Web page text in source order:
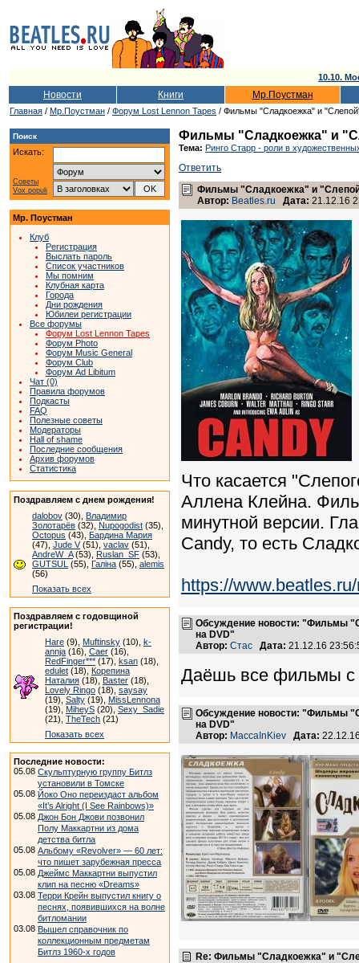
10.10.
Новости Книги Мр.Поустман
Главная / Мр.Поустман / Форум Lost Lennon Tapes / Фильмы "Сладкоежка" и
Поиск
Искать:
Советы
Vox populi
Мр. Поустман
Клуб
Регистрация
Выслать пароль
Список участников
Мы помним
Клубная карта
Города
Дни рождения
Юбилеи регистрации
Все форумы
Форум Lost Lennon Tapes
Форум Photo
Форум Music General
Форум Club
Форум Ad Libitum
Чат (0)
Правила форумов
Подкасты
FAQ
Полезные советы
Модераторы
Hall of shame
Последние сообщения
Архив форумов
Статистика
Поздравляем с днем рождения!
dalobov (30), Владимир
Золотарёв (32), Nupogodist (35),
Octopus (43), Бардина Мария
(47), Jude V(51), vaclav (51),
AndreW_A(53), Ruslan_SF (53),
GUTSUL (55), Галіна (55), alemis
(56)
Показать всех
Поздравляем с годовщиной
регистрации!
Hare (9), Muftinsky (10), k-
annja (16), Caer (16),
RedFinger*** (17), ksan (18),
edulet (18), Корепина
Наталия (18), Baster (18),
Lovely Ringo (18), saysay
(19), Salty (19), MissLennona
(19), MiheyS (20), Sexy_Sadie
(21), TheTech (21)
Показать всех
Последние новости:
05.08 Скульптурную группу Битлз
установили в Томске
05.08 Йоко Оно переиздаст альбом
«It’s Alright (I See Rainbows)»
05.08 Джон Бон Джови позвонил
Полу Маккартни из дома
детства битла
05.08 Альбому «Revolver» — 60 лет:
что пишет зарубежная пресса
05.08 Джеймс Маккартни выпустил
клип на песню «Dreams»
03.08 Терри Крейн выпустил книгу о
песнях, появившихся на волне
битломании
03.08 Вышел справочник по
коллекционным предметам
Битлз 1960-х годов
Фильмы "Сладкоежка" и
Тема: Ринго Старр - роли в
Ответить
Фильмы "Сладкоежка" и
Автор: Beatles.ru Дата: 21.12.16
Что касается
Аллена Клейна.
минутной версии.
Candy, то есть
https://
Обсуждение новости: "Фильмы
на DVD"
Автор: Стас Дата: 21.12.16
Даёшь все фильмы с
Обсуждение новости: "Фильмы
на DVD"
Автор: MaccaInKiev Дата:
Re: Фильмы "Сладкоежка" и